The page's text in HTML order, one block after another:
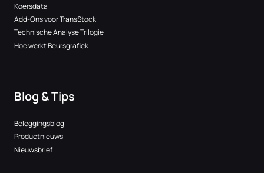
Koersdata
Add-Ons voor TransStock
Technische Analyse Trilogie
Hoe werkt Beursgrafiek
Blog & Tips
Beleggingsblog
Productnieuws
Nieuwsbrief